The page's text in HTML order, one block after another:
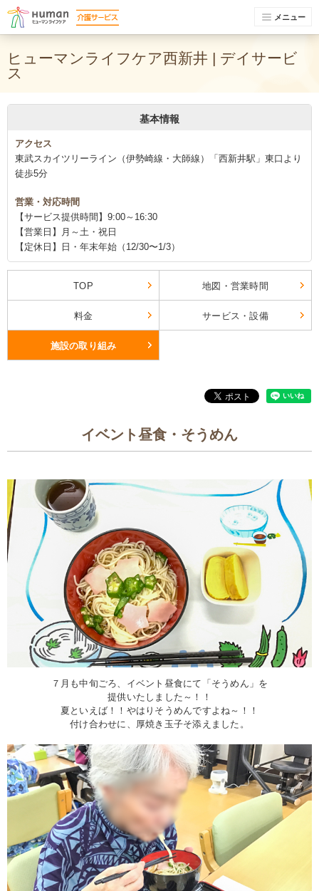
メニュー
ヒューマンライフケア西新井 | デイサービ
ス
基本情報
アクセス
東武スカイツリーライン（伊勢崎線・大師線）「西新井駅」東口より
徒歩5分
営業・対応時間
【サービス提供時間】9:00～16:30
【営業日】月～土・祝日
【定休日】日・年末年始（12/30〜1/3）
TOP 地図・営業時間
料金 サービス・設備
施設の取り組み
イベント昼食・そうめん
７月も中旬ごろ、イベント昼食にて「そうめん」を
提供いたしました～！！
夏といえば！！やはりそうめんですよね～！！
付け合わせに、厚焼き玉子そ添えました。